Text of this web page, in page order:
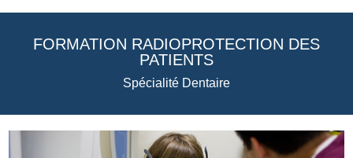
FORMATION RADIOPROTECTION DES
PATIENTS
Spécialité Dentaire